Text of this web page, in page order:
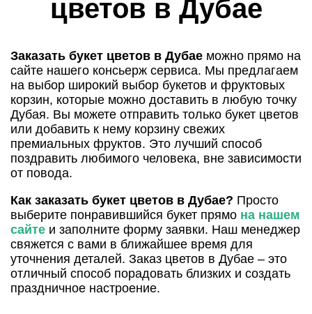
цветов в Дубае
Заказать букет цветов в Дубае можно прямо на
сайте нашего консьерж сервиса. Мы предлагаем
на выбор широкий выбор букетов и фруктовых
корзин, которые можно доставить в любую точку
Дубая. Вы можете отправить только букет цветов
или добавить к нему корзину свежих
премиальных фруктов. Это лучший способ
поздравить любимого человека, вне зависимости
от повода.
Как заказать букет цветов в Дубае? Просто
выберите понравившийся букет прямо на нашем
сайте и заполните форму заявки. Наш менеджер
свяжется с вами в ближайшее время для
уточнения деталей. Заказ цветов в Дубае – это
отличный способ порадовать близких и создать
праздничное настроение.